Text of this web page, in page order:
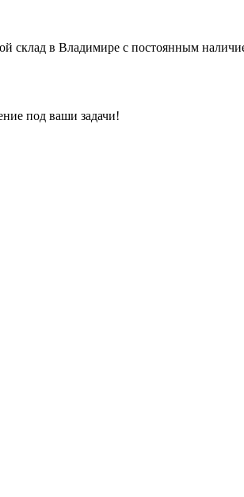
склад в Владимире с постоянным
под ваши задачи!